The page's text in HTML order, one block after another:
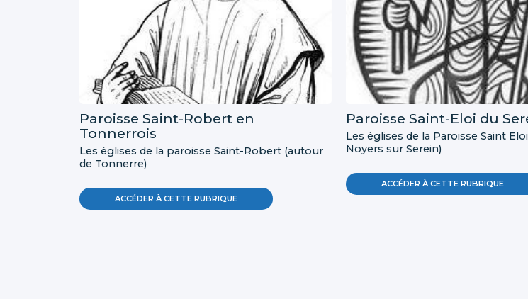
Paroisse Saint-Robert en
Tonnerrois
Les églises de la paroisse Saint-Robert (autour
de Tonnerre)
ACCÉDER À CETTE RUBRIQUE
Paroisse Saint-Eloi du
Les églises de la Paroisse Saint
Noyers sur Serein)
ACCÉDER À CETTE RUBRIQUE